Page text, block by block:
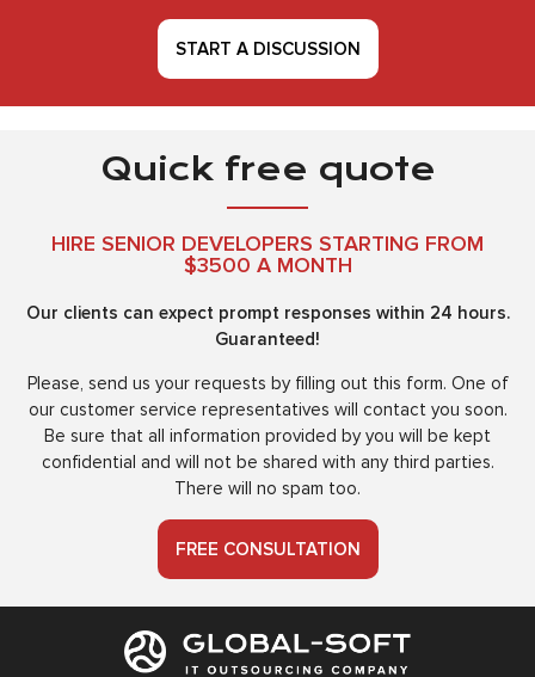
START A DISCUSSION
Quick free quote
HIRE SENIOR DEVELOPERS STARTING FROM
$3500 A MONTH
Our clients can expect prompt responses within 24 hours.
Guaranteed!
Please, send us your requests by filling out this form. One of
our customer service representatives will contact you soon.
Be sure that all information provided by you will be kept
confidential and will not be shared with any third parties.
There will no spam too.
FREE CONSULTATION